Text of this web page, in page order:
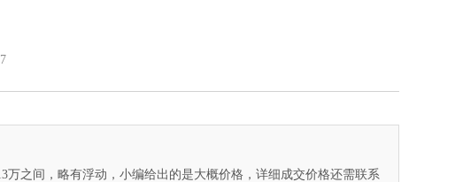
之间，略有浮动，小编给出的是大概价格，详细成交价格还需联系